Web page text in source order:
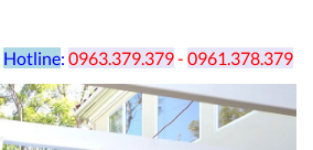
Hotline: 0963.379.379- 0961.378.379